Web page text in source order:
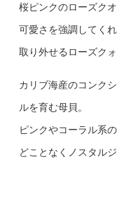
桜ピンクのローズク
可愛さを強調してくれ
取り外せるローズク
カリブ海産のコンク
ルを育む母貝。
ピンクやコーラル系
どことなくノスタル